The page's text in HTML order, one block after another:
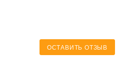
ОСТАВИТЬ ОТЗЫВ